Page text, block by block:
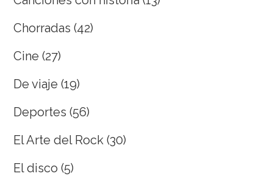
Chorradas (42)
Cine (27)
De viaje (19)
Deportes (56)
El Arte del Rock (30)
El disco (5)